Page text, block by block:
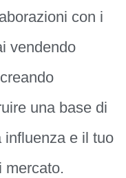
con i
vendendo
una base di
influenza e il tuo
mercato.